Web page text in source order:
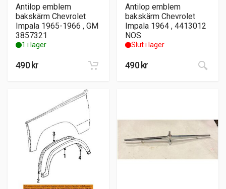
Antilop emblem
bakskärm Chevrolet
Impala 1965-1966 , GM
3857321
1 i lager
490 kr
Antilop emblem
bakskärm Chevrolet
Impala 1964 , 4413012
NOS
Slut i lager
490 kr